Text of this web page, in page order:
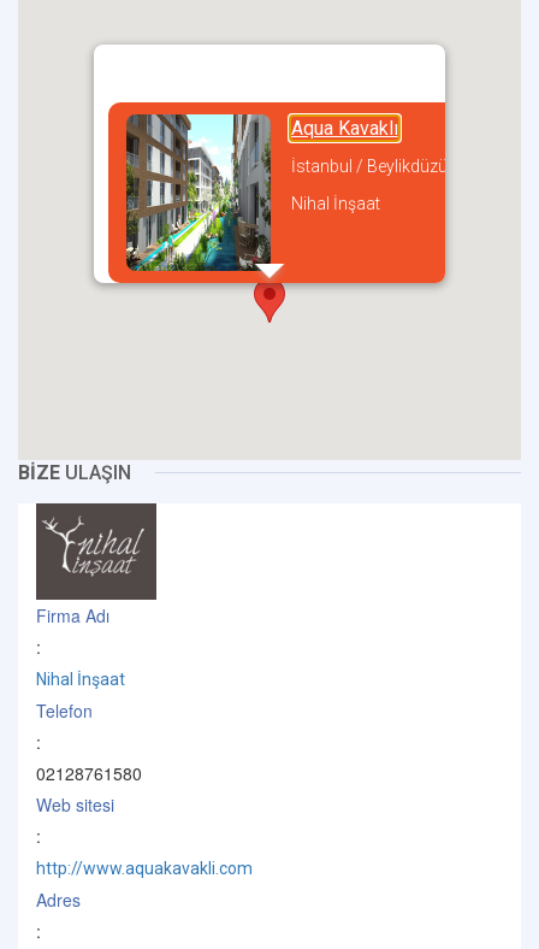
Aqua Kavaklı
İstanbul / Beylikdüzü
Nihal İnşaat
BİZE ULAŞIN
Firma Adı
:
Nihal İnşaat
Telefon
:
02128761580
Web sitesi
:
http://www.aquakavakli.com
Adres
: